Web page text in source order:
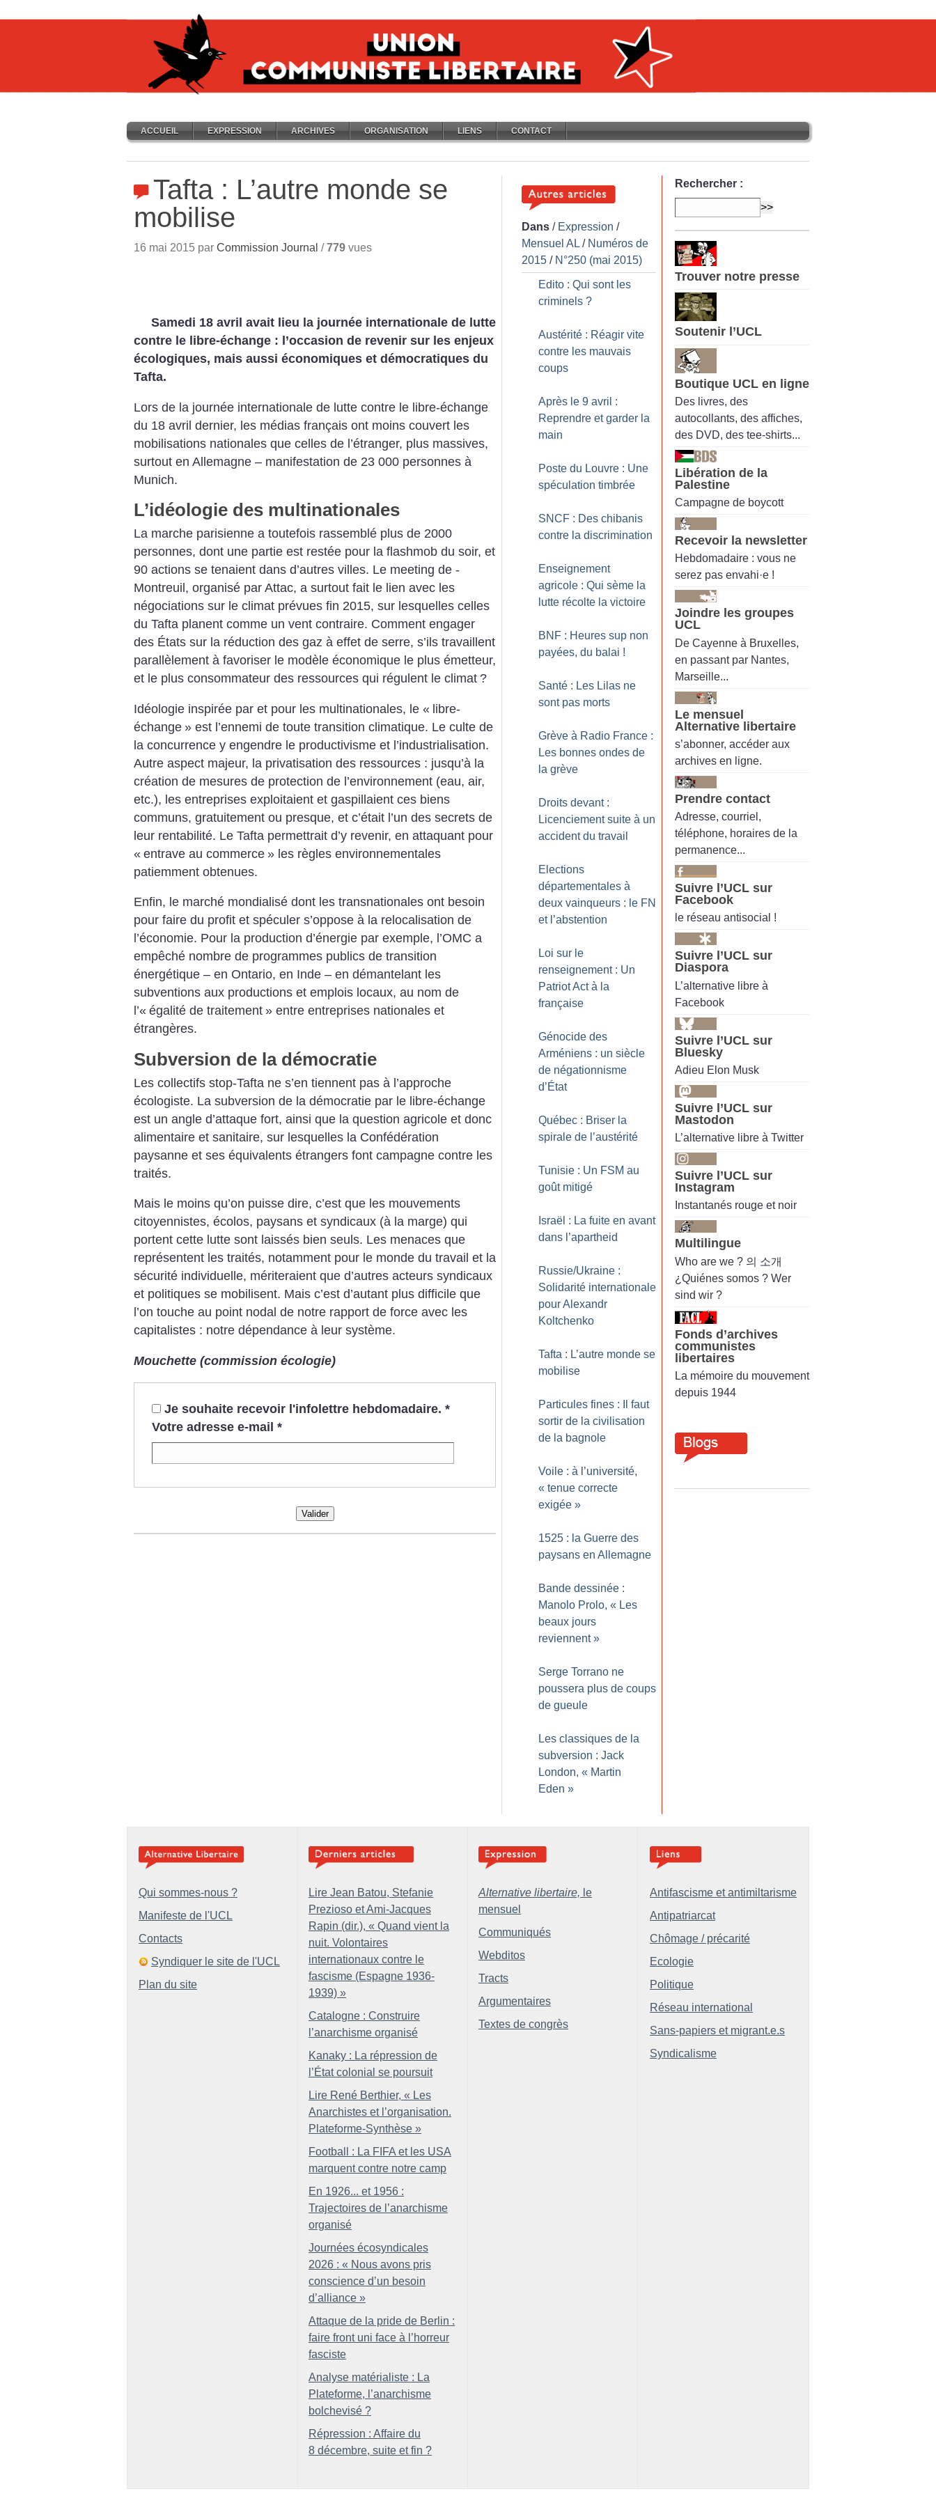
ACCUEIL EXPRESSION ARCHIVES ORGANISATION LIENS CONTACT
Tafta : L’autre monde se
mobilise
16 mai 2015 par Commission Journal /779 vues
Samedi 18 avril avait lieu la journée internationale de lutte
contre le libre-échange : l’occasion de revenir sur les enjeux
écologiques, mais aussi économiques et démocratiques du
Tafta.
Lors de la journée internationale de lutte contre le libre-échange
du 18 avril dernier, les médias français ont moins couvert les
mobilisations nationales que celles de l’étranger, plus massives,
surtout en Allemagne – manifestation de 23 000 personnes à
Munich.
L’idéologie des multinationales
La marche parisienne a toutefois rassemblé plus de 2000
personnes, dont une partie est restée pour la flashmob du soir, et
90 actions se tenaient dans d’autres villes. Le meeting de ­
Montreuil, organisé par Attac, a surtout fait le lien avec les
négociations sur le climat prévues fin 2015, sur lesquelles celles
du ­Tafta planent comme un vent contraire. Comment engager
des États sur la réduction des gaz à effet de serre, s’ils travaillent
parallèlement à favoriser le modèle économique le plus émetteur,
et le plus consommateur des ressources qui régulent le climat ?
Idéologie inspirée par et pour les multinationales, le « libre-
échange » est l’ennemi de toute transition climatique. Le culte de
la concurrence y engendre le productivisme et l’industrialisation.
Autre aspect majeur, la privatisation des ressources : jusqu’à la
création de mesures de protection de l’environnement (eau, air,
etc.), les entreprises exploitaient et gaspillaient ces biens
communs, gratuitement ou presque, et c’était l’un des secrets de
leur rentabilité. Le Tafta permettrait d’y revenir, en attaquant pour
« entrave au commerce » les règles environnementales
patiemment obtenues.
Enfin, le marché mondialisé dont les transnationales ont besoin
pour faire du profit et spéculer s’oppose à la relocalisation de
l’économie. Pour la production d’énergie par exemple, l’OMC a
empêché nombre de programmes publics de transition
énergétique – en Ontario, en Inde – en démantelant les
subventions aux productions et emplois locaux, au nom de
l’« égalité de traitement » entre entreprises nationales et
étrangères.
Subversion de la démocratie
Les collectifs stop-Tafta ne s’en tiennent pas à l’approche
écologiste. La subversion de la démocratie par le libre-échange
est un angle d’attaque fort, ainsi que la question agricole et donc
alimentaire et sanitaire, sur lesquelles la Confédération
paysanne et ses équivalents étrangers font campagne contre les
traités.
Mais le moins qu’on puisse dire, c’est que les mouvements
citoyennistes, écolos, paysans et syndicaux (à la marge) qui
portent cette lutte sont laissés bien seuls. Les menaces que
représentent les traités, notamment pour le monde du travail et la
sécurité individuelle, mériteraient que d’autres acteurs syndicaux
et politiques se mobilisent. Mais c’est d’autant plus difficile que
l’on touche au point nodal de notre rapport de force avec les
capitalistes : notre dépendance à leur système.
Mouchette (commission écologie)
Je souhaite recevoir l'infolettre hebdomadaire. *
Votre adresse e-mail *
Valider
Dans / Expression /
Mensuel AL / Numéros de
2015 / N°250 (mai 2015)
Edito : Qui sont les
criminels ?
Austérité : Réagir vite
contre les mauvais
coups
Après le 9 avril :
Reprendre et garder la
main
Poste du Louvre : Une
spéculation timbrée
SNCF : Des chibanis
contre la discrimination
Enseignement
agricole : Qui sème la
lutte récolte la victoire
BNF : Heures sup non
payées, du balai !
Santé : Les Lilas ne
sont pas morts
Grève à Radio France :
Les bonnes ondes de
la grève
Droits devant :
Licenciement suite à un
accident du travail
Elections
départementales à
deux vainqueurs : le FN
et l’abstention
Loi sur le
renseignement : Un
Patriot Act à la
française
Génocide des
Arméniens : un siècle
de négationnisme
d’État
Québec : Briser la
spirale de l’austérité
Tunisie : Un FSM au
goût mitigé
Israël : La fuite en avant
dans l’apartheid
Russie/Ukraine :
Solidarité internationale
pour Alexandr
Koltchenko
Tafta : L’autre monde se
mobilise
Particules fines : Il faut
sortir de la civilisation
de la bagnole
Voile : à l’université,
« tenue correcte
exigée »
1525 : la Guerre des
paysans en Allemagne
Bande dessinée :
Manolo Prolo, « Les
beaux jours
reviennent »
Serge Torrano ne
poussera plus de coups
de gueule
Les classiques de la
subversion : Jack
London, « Martin
Eden »
Rechercher :
Trouver notre presse
Soutenir l’UCL
Boutique UCL en ligne
Des livres, des
autocollants, des affiches,
des DVD, des tee-shirts...
Libération de la
Palestine
Campagne de boycott
Recevoir la newsletter
Hebdomadaire : vous ne
serez pas envahi·e !
Joindre les groupes
UCL
De Cayenne à Bruxelles,
en passant par Nantes,
Marseille...
Le mensuel
Alternative libertaire
s’abonner, accéder aux
archives en ligne.
Prendre contact
Adresse, courriel,
téléphone, horaires de la
permanence...
Suivre l’UCL sur
Facebook
le réseau antisocial !
Suivre l’UCL sur
Diaspora
L’alternative libre à
Facebook
Suivre l’UCL sur
Bluesky
Adieu Elon Musk
Suivre l’UCL sur
Mastodon
L’alternative libre à Twitter
Suivre l’UCL sur
Instagram
Instantanés rouge et noir
Multilingue
Who are we ? 의 소개
¿Quiénes somos ? Wer
sind wir ?
Fonds d’archives
communistes
libertaires
La mémoire du mouvement
depuis 1944
Qui sommes-nous ?
Manifeste de l'UCL
Contacts
Syndiquer le site de l'UCL
Plan du site
Lire Jean Batou, Stefanie
Prezioso et Ami-Jacques
Rapin (dir.), « Quand vient la
nuit. Volontaires
internationaux contre le
fascisme (Espagne 1936-
1939) »
Catalogne : Construire
l’anarchisme organisé
Kanaky : La répression de
l’État colonial se poursuit
Lire René Berthier, « Les
Anarchistes et l’organisation.
Plateforme-Synthèse »
Football : La FIFA et les USA
marquent contre notre camp
En 1926... et 1956 :
Trajectoires de l’anarchisme
organisé
Journées écosyndicales
2026 : « Nous avons pris
conscience d’un besoin
d’alliance »
Attaque de la pride de Berlin :
faire front uni face à l’horreur
fasciste
Analyse matérialiste : La
Plateforme, l’anarchisme
bolchevisé ?
Répression : Affaire du
8 décembre, suite et fin ?
Alternative libertaire, le
mensuel
Communiqués
Webditos
Tracts
Argumentaires
Textes de congrès
Antifascisme et antimiltarisme
Antipatriarcat
Chômage / précarité
Ecologie
Politique
Réseau international
Sans-papiers et migrant.e.s
Syndicalisme